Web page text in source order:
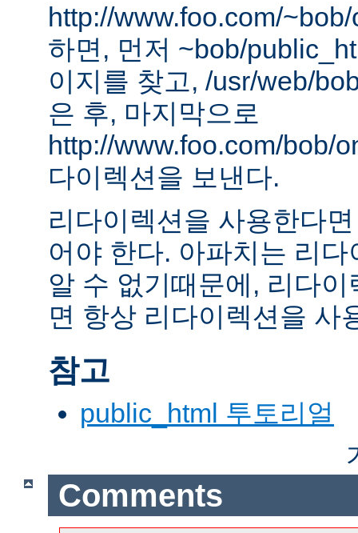
http://www.foo.com/
하면, 먼저 ~bob/
이지를 찾고, /usr/web/
은 후, 마지막으로
http://www.foo.com/bob/
다이렉션을 보낸다.
리다이렉션을 사용한다
어야 한다. 아파치는 리
알 수 없기때문에, 리다
면 항상 리다이렉션을 사
참고
public_html 투토리얼
Comments